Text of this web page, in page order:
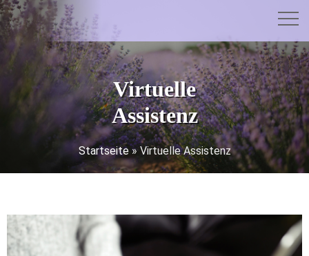
Virtuelle
Assistenz
Startseite»Virtuelle Assistenz